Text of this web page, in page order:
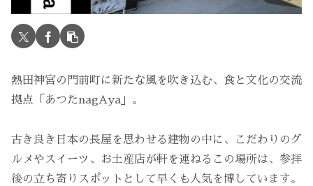
熱田神宮の門前町に新たな風を吹き込む、食と文化の交流
拠点「あつたnagAya」。
古き良き日本の長屋を思わせる建物の中に、こだわりのグ
ルメやスイーツ、お土産店が軒を連ねるこの場所は、参拝
後の立ち寄りスポットとして早くも人気を博しています。